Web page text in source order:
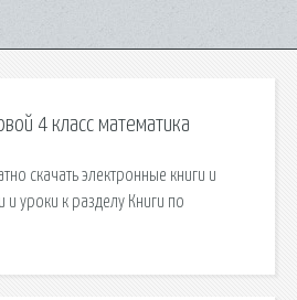
4 класс математика
скачать электронные книги и
и уроки к разделу Книги по